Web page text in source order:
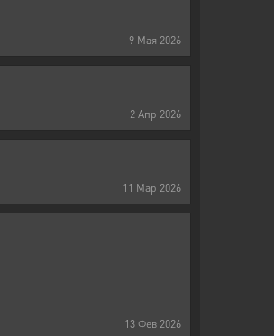
9 Мая 2026
2 Апр 2026
11 Мар 2026
13 Фев 2026